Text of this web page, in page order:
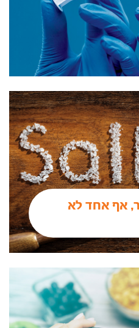
אף אחד לא